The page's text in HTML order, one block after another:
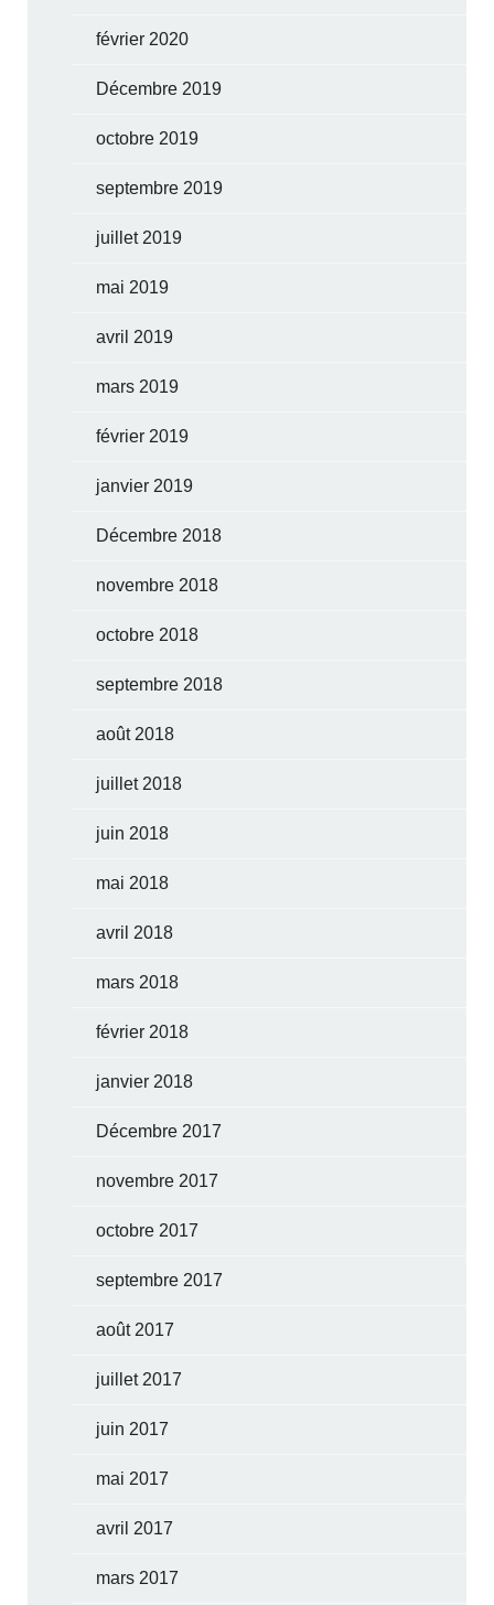
février 2020
Décembre 2019
octobre 2019
septembre 2019
juillet 2019
mai 2019
avril 2019
mars 2019
février 2019
janvier 2019
Décembre 2018
novembre 2018
octobre 2018
septembre 2018
août 2018
juillet 2018
juin 2018
mai 2018
avril 2018
mars 2018
février 2018
janvier 2018
Décembre 2017
novembre 2017
octobre 2017
septembre 2017
août 2017
juillet 2017
juin 2017
mai 2017
avril 2017
mars 2017